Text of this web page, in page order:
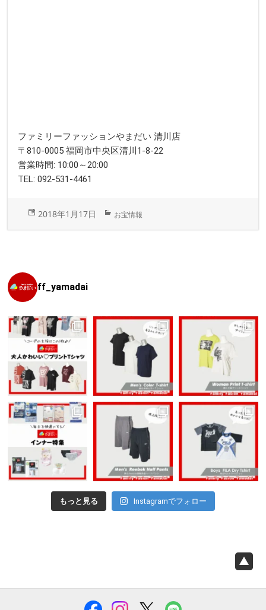
ファミリーファッションやまだい 清川店
〒810-0005 福岡市中央区清川1-8-22
営業時間: 10:00～20:00
TEL: 092-531-4461
投
日:
2018年1月17日
カ
ゴ
お宝情報
ff_yamadai
もっと見る Instagramでフォロー